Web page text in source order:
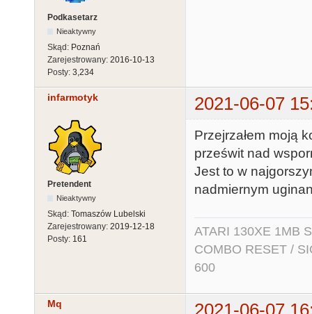
Podkasetarz
Nieaktywny
Skąd: Poznań
Zarejestrowany: 2016-10-13
Posty: 3,234
infarmotyk 2021-06-07
Pretendent
Nieaktywny
Skąd: Tomaszów Lubelski
Zarejestrowany: 2019-12-18
Posty: 161
Przejrzałem moją
prześwit nad
Jest to w
nadmiernym
ATARI 130XE 1MB
COMBO RESET /
600
Mq